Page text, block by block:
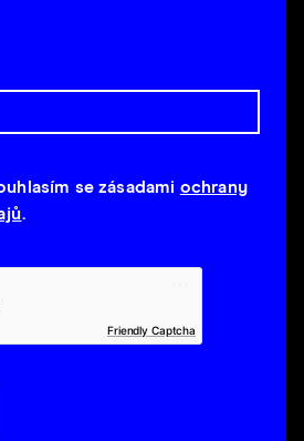
se zásadami ochrany
.
Friendly Captcha